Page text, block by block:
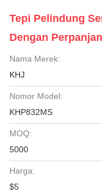
Tepi Pelindung
Dengan
Nama Merek:
KHJ
Nomor Model:
KHP832MS
MOQ:
5000
Harga:
$5